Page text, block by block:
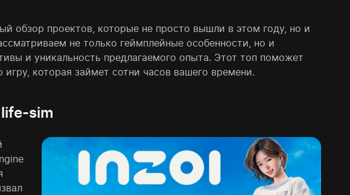
обзор проектов, которые не просто вышли в этом году, но и
не только геймплейные особенности, но и
и уникальность предлагаемого опыта. Этот топ поможет
которая займeт сотни часов вашего времени.
sim